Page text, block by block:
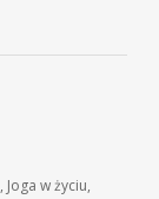
, Joga w życiu,